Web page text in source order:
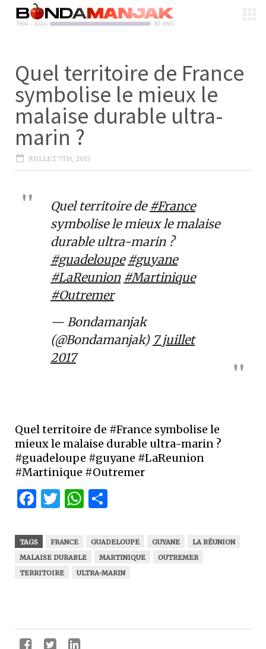
Quel territoire de France
symbolise le mieux le
malaise durable ultra-
marin ?
JUILLET 7TH, 2017
Quel territoire de #France
symbolise le mieux le malaise
durable ultra-marin ?
#guadeloupe #guyane
#LaReunion #Martinique
#Outremer
— Bondamanjak
(@Bondamanjak) 7 juillet
2017
Quel territoire de #France symbolise le
mieux le malaise durable ultra-marin ?
#guadeloupe #guyane #LaReunion
#Martinique #Outremer
Facebook
Twitter
WhatsApp
TAGS FRANCE GUADELOUPE GUYANE
LA RÉUNION
MALAISE DURABLE
MARTINIQUE
OUTREMER
TERRITOIRE
ULTRA-MARIN